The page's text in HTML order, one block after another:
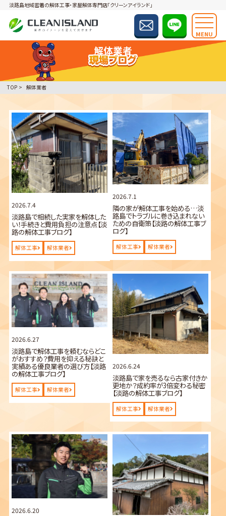
淡路島地域密着の解体工事・家屋解体専門店「クリーンアイランド」
MENU
解体業者
TOP 解体業者
2026.7.4
淡路島で相続した実家を解体した
い！手続きと費用負担の注意点【淡
路の解体工事ブログ】
解体工事 解体業者
2026.7.1
隣の家が解体工事を始める…淡
路島でトラブルに巻き込まれない
ための自衛策【淡路の解体工事ブ
ログ】
解体工事 解体業者
2026.6.27
淡路島で解体工事を頼むならどこ
がおすすめ？費用を抑える秘訣と
実績ある優良業者の選び方【淡路
の解体工事ブログ】
解体工事 解体業者
2026.6.24
淡路島で家を売るなら古家付きか
更地か？成約率が3倍変わる秘密
【淡路の解体工事ブログ】
解体工事 解体業者
2026.6.20